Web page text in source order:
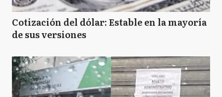
Cotización del dólar: Estable en la mayoría
de sus versiones